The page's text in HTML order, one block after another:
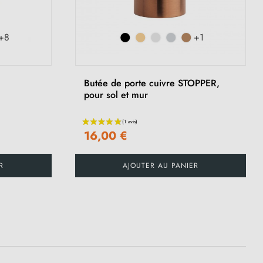
+1
Butée de porte cuivre STOPPER,
pour sol et mur
16,00 €
AJOUTER AU PANIER